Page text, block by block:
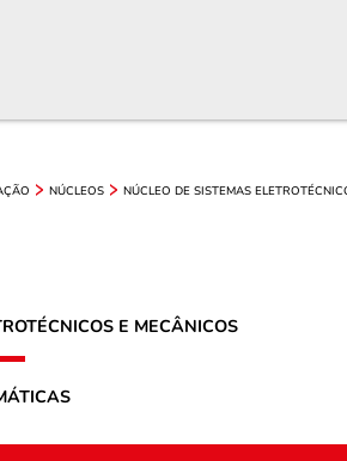
NÚCLEOS NÚCLEO DE SISTEMAS
E MECÂNICOS